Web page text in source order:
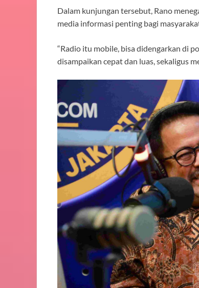
Dalam kunjungan tersebut, Rano
media informasi penting bagi
“Radio itu mobile, bisa didengarkan di
disampaikan cepat dan luas, sekaligus